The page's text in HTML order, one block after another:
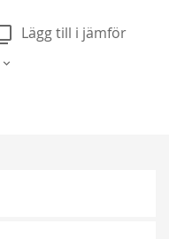
Lägg till i jämför